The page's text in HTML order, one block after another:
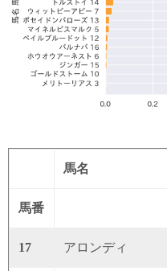
馬名
馬番
17 アロンディ